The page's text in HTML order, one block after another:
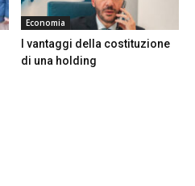
Economia
I vantaggi della costituzione
di una holding